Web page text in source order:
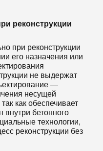
реконструкции
при реконструкции
его назначения или
не выдержат
—
несущей
как обеспечивает
внутри бетонного
технологии,
реконструкции без